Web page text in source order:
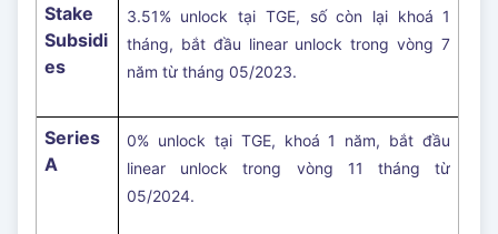
Stake
Subsidi
es
3.51% unlock tại TGE, số còn lại khoá 1
tháng, bắt đầu linear unlock trong vòng 7
năm từ tháng 05/2023.
Series
A
0% unlock tại TGE, khoá 1 năm, bắt đầu
linear unlock trong vòng 11 tháng từ
05/2024.